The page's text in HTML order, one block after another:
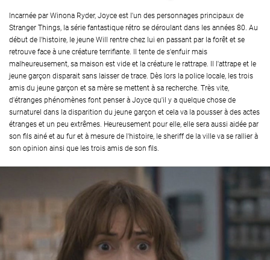
Incarnée par Winona Ryder, Joyce est l'un des personnages principaux de
Stranger Things, la série fantastique rétro se déroulant dans les années 80. Au
début de l'histoire, le jeune Will rentre chez lui en passant par la forêt et se
retrouve face à une créature terrifiante. Il tente de s'enfuir mais
malheureusement, sa maison est vide et la créature le rattrape. Il l'attrape et le
jeune garçon disparait sans laisser de trace. Dès lors la police locale, les trois
amis du jeune garçon et sa mère se mettent à sa recherche. Très vite,
d'étranges phénomènes font penser à Joyce qu'il y a quelque chose de
surnaturel dans la disparition du jeune garçon et cela va la pousser à des actes
étranges et un peu extrêmes. Heureusement pour elle, elle sera aussi aidée par
son fils ainé et au fur et à mesure de l'histoire, le sheriff de la ville va se rallier à
son opinion ainsi que les trois amis de son fils.